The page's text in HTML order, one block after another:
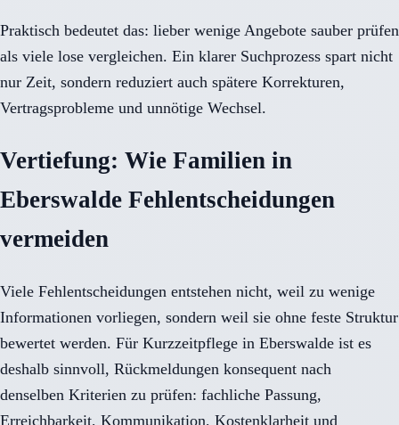
Praktisch bedeutet das: lieber wenige Angebote sauber prüfen
als viele lose vergleichen. Ein klarer Suchprozess spart nicht
nur Zeit, sondern reduziert auch spätere Korrekturen,
Vertragsprobleme und unnötige Wechsel.
Vertiefung: Wie Familien in
Eberswalde Fehlentscheidungen
vermeiden
Viele Fehlentscheidungen entstehen nicht, weil zu wenige
Informationen vorliegen, sondern weil sie ohne feste Struktur
bewertet werden. Für Kurzzeitpflege in Eberswalde ist es
deshalb sinnvoll, Rückmeldungen konsequent nach
denselben Kriterien zu prüfen: fachliche Passung,
Erreichbarkeit, Kommunikation, Kostenklarheit und